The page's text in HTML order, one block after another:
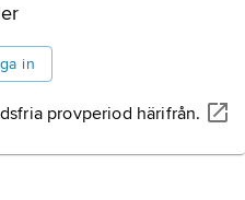
in
provperiod härifrån.